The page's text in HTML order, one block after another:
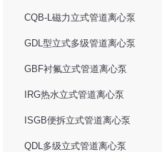
CQB-L磁力立式管道离心泵
GDL型立式多级管道离心泵
GBF衬氟立式管道离心泵
IRG热水立式管道离心泵
ISGB便拆立式管道离心泵
QDL多级立式管道离心泵